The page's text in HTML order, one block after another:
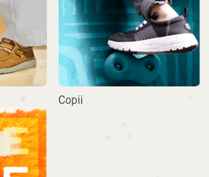
Copii